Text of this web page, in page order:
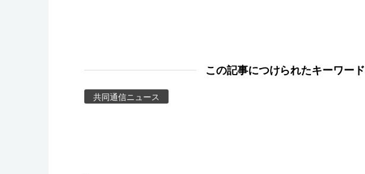
この記事につけられたキーワード
共同通信ニュース